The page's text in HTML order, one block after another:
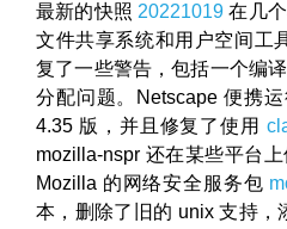
最新的快照 20221019 在几
文件共享系统和用户空间工
复了一些警告，包括一个编
分配问题。Netscape 便携
4.35 版，并且修复了使用
mozilla-nspr 还在某些平台
Mozilla 的网络安全服务包
本，删除了旧的 unix 支持，